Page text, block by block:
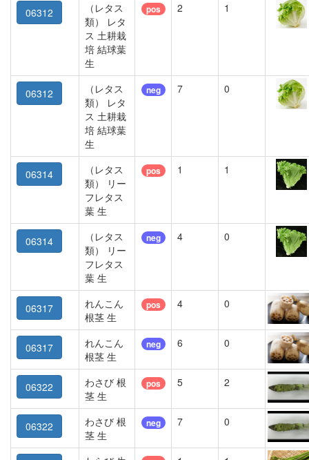
06312
（レタス
類） レタ
ス 土耕栽
培 結球葉
生
pos 2 1
06312
（レタス
類） レタ
ス 土耕栽
培 結球葉
生
neg 7 0
06314
（レタス
類） リー
フレタス
葉 生
pos 1 1
06314
（レタス
類） リー
フレタス
葉 生
neg 4 0
06317
れんこん
根茎 生
pos 4 0
06317
れんこん
根茎 生
neg 6 0
06322
わさび 根
茎 生
pos 5 2
06322
わさび 根
茎 生
neg 7 0